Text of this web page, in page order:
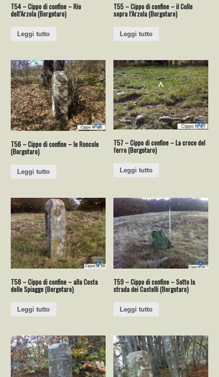
T54 – Cippo di confine – Rio
dell’Arzola (Borgotaro)
Leggi tutto
T55 – Cippo di confine – il Colle
sopra l’Arzola (Borgotaro)
Leggi tutto
T56 – Cippo di confine – le Roncole
(Borgotaro)
Leggi tutto
T57 – Cippo di confine – La croce del
ferro (Borgotaro)
Leggi tutto
T58 – Cippo di confine – alla Costa
delle Spiagge (Borgotaro)
Leggi tutto
T59 – Cippo di confine – Sotto la
strada dei Castelli (Borgotaro)
Leggi tutto